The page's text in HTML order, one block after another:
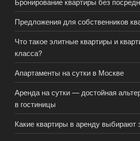
Предложения для собственников
Что такое элитные квартиры и
класса?
Апартаменты на сутки в Москве
Аренда на сутки — достойная
в гостиницы
Какие квартиры в аренду выбирают